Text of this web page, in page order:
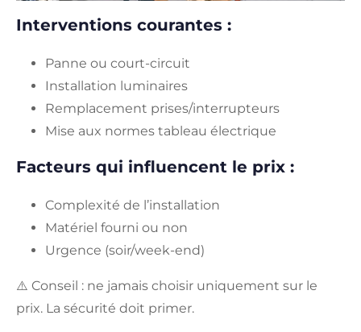
Interventions courantes :
Panne ou court-circuit
Installation luminaires
Remplacement prises/interrupteurs
Mise aux normes tableau électrique
Facteurs qui influencent le prix :
Complexité de l’installation
Matériel fourni ou non
Urgence (soir/week-end)
⚠️ Conseil : ne jamais choisir uniquement sur le
prix. La sécurité doit primer.